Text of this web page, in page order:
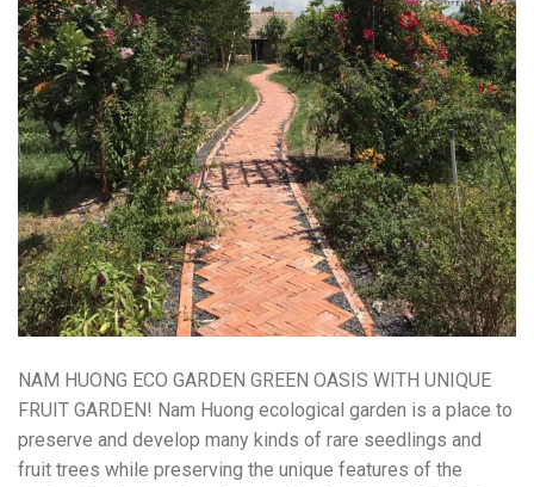
NAM HUONG ECO GARDEN GREEN OASIS WITH UNIQUE
FRUIT GARDEN! Nam Huong ecological garden is a place to
preserve and develop many kinds of rare seedlings and
fruit trees while preserving the unique features of the